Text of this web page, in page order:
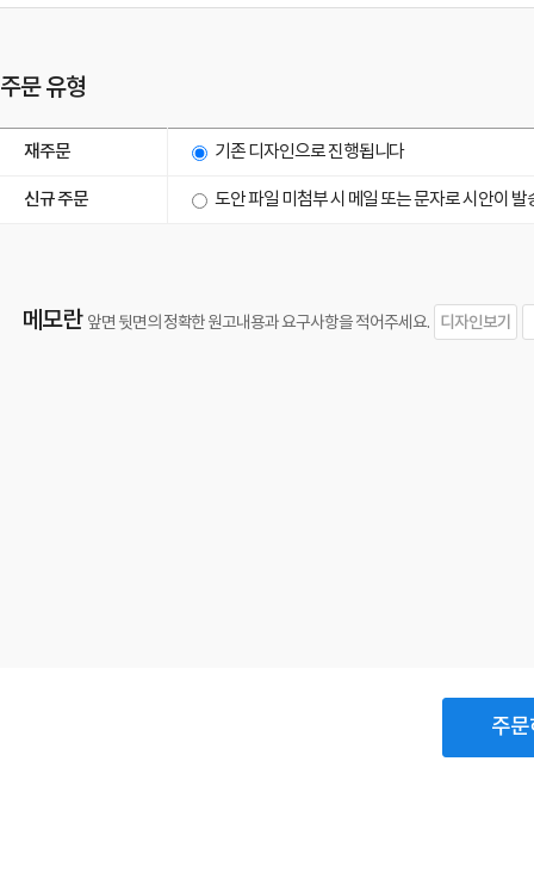
주문 유형
재주문 기존 디자인으로 진행됩니다
신규 주문 도안 파일 미첨부 시 메일 또는 문자로 시안이 발
메모란 앞면 뒷면의 정확한 원고내용과 요구사항을 적어주세요. 디자인보기
주